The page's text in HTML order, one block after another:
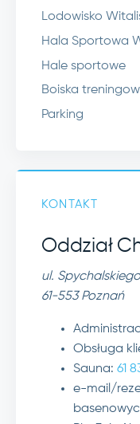
Lodowisko
Hala Sportowa
Hale sportowe
Boiska
Parking
KONTAKT
Oddział
ul.
61-553 Poznań
Obsługa
Sauna: 61
e-mail/